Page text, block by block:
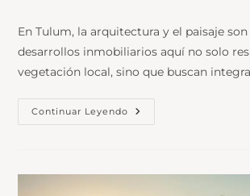
En Tulum, la arquitectura y el paisaje
desarrollos inmobiliarios aquí no solo
vegetación local, sino que buscan
Continuar Leyendo